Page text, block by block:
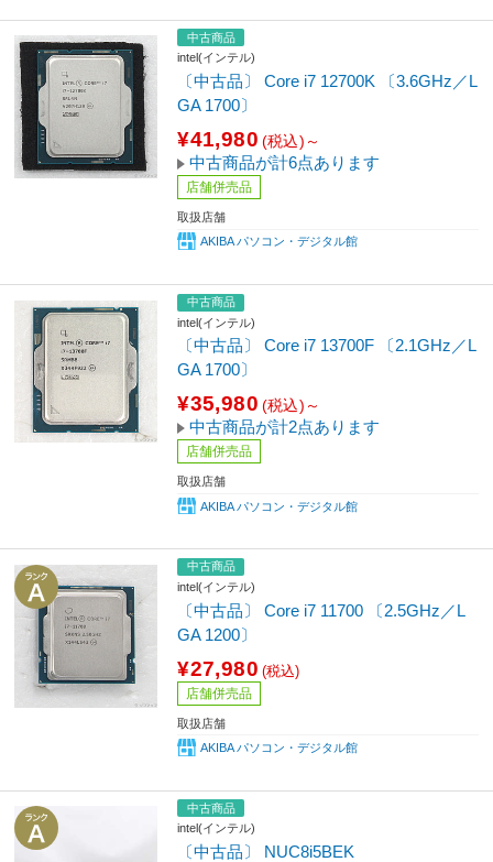
中古商品
intel(インテル)
〔中古品〕 Core i7 12700K 〔3.6GHz／L
GA 1700〕
¥41,980 (税込)～
中古商品が計6点あります
店舗併売品
取扱店舗
AKIBA パソコン・デジタル館
中古商品
intel(インテル)
〔中古品〕 Core i7 13700F 〔2.1GHz／L
GA 1700〕
¥35,980 (税込)～
中古商品が計2点あります
店舗併売品
取扱店舗
AKIBA パソコン・デジタル館
中古商品
intel(インテル)
〔中古品〕 Core i7 11700 〔2.5GHz／L
GA 1200〕
¥27,980 (税込)
店舗併売品
取扱店舗
AKIBA パソコン・デジタル館
中古商品
intel(インテル)
〔中古品〕 NUC8i5BEK